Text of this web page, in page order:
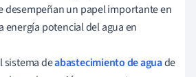
desempeñan un papel importante en
energía potencial del agua en
sistema deabastecimiento de aguade